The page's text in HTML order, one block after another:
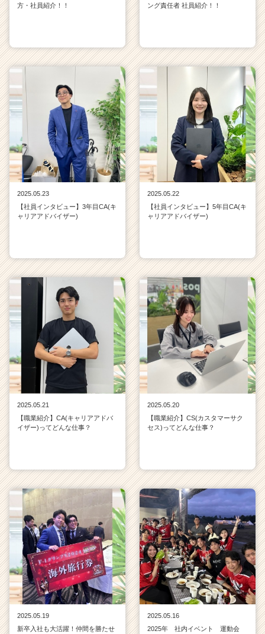
方・社員紹介！！ ング責任者 社員紹介！！
2025.05.23
【社員インタビュー】3年目CA(キ
ャリアアドバイザー)
2025.05.22
【社員インタビュー】5年目CA(キ
ャリアアドバイザー)
2025.05.21
【職業紹介】CA(キャリアアドバ
イザー)ってどんな仕事？
2025.05.20
【職業紹介】CS(カスタマーサク
セス)ってどんな仕事？
2025.05.19
新卒入社も大活躍！仲間を勝たせ
2025.05.16
2025年 社内イベント 運動会